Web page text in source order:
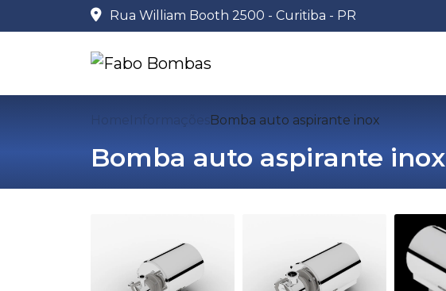
Rua William Booth 2500 - Curitiba - PR
Home Informações Bomba auto aspirante inox
Bomba auto aspirante inox